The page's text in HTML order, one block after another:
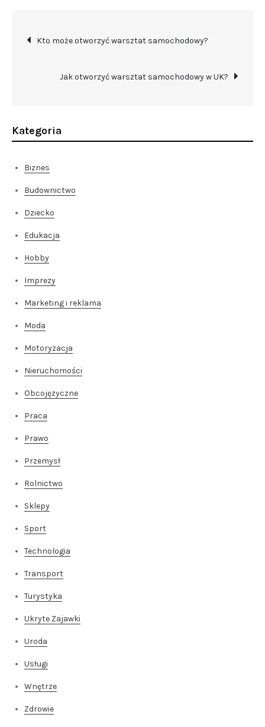
Nawigacja
wpisu
Kto może otworzyć warsztat samochodowy?
Jak otworzyć warsztat samochodowy w UK?
Kategoria
Biznes
Budownictwo
Dziecko
Edukacja
Hobby
Imprezy
Marketing i reklama
Moda
Motoryzacja
Nieruchomości
Obcojęzyczne
Praca
Prawo
Przemysł
Rolnictwo
Sklepy
Sport
Technologia
Transport
Turystyka
Ukryte Zajawki
Uroda
Usługi
Wnętrze
Zdrowie